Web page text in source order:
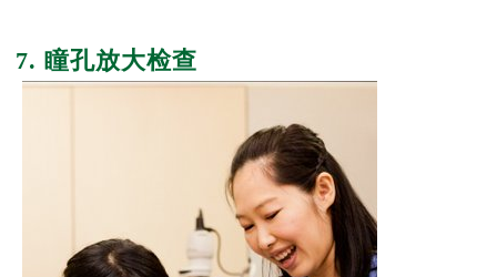
7. 瞳孔放大检查